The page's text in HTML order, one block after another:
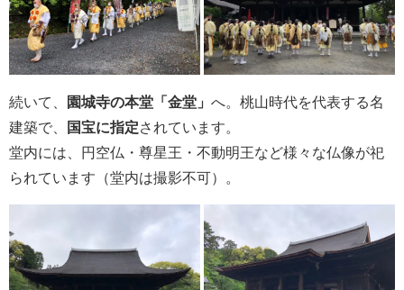
続いて、 園城寺の本堂「金堂」 へ。桃山時代を代表する名
建築で、
国宝に指定されています。
堂内には、円空仏・尊星王・不動明王など様々な仏像が祀
られています（堂内は撮影不可）。